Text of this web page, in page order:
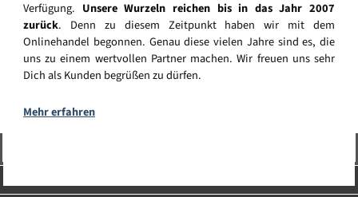
Verfügung. Unsere Wurzeln reichen bis in das Jahr 2007
zurück. Denn zu diesem Zeitpunkt haben wir mit dem
Onlinehandel begonnen. Genau diese vielen Jahre sind es, die
uns zu einem wertvollen Partner machen. Wir freuen uns sehr
Dich als Kunden begrüßen zu dürfen.
Mehr erfahren